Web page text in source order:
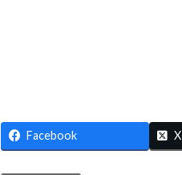
Facebook X